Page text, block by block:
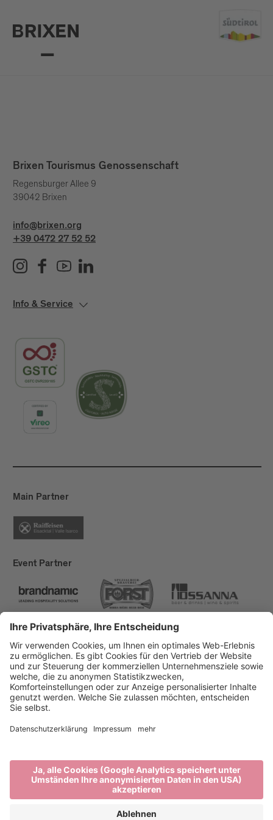
Brixen Tourismus Genossenschaft
Regensburger Allee 9
39042 Brixen
info@brixen.org
+39 0472 27 52 52
Info & Service
Main Partner
Event Partner
Brixen Tourismus
Privacy
Impressum
Förderungen
produced by